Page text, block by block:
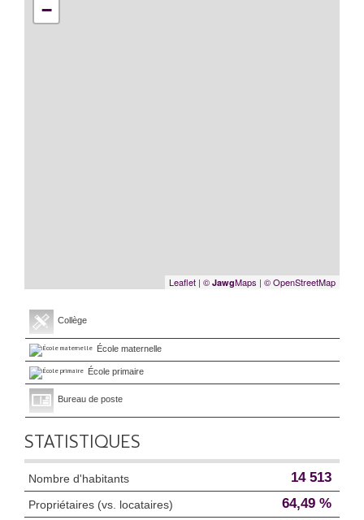
−
Leaflet | © JawgMaps | © OpenStreetMap
Collège
École maternelle
École primaire
Bureau de poste
STATISTIQUES
Nombre d'habitants 14 513
Propriétaires (vs. locataires) 64,49 %